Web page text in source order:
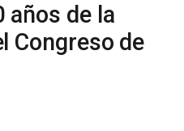
años de la
Congreso de